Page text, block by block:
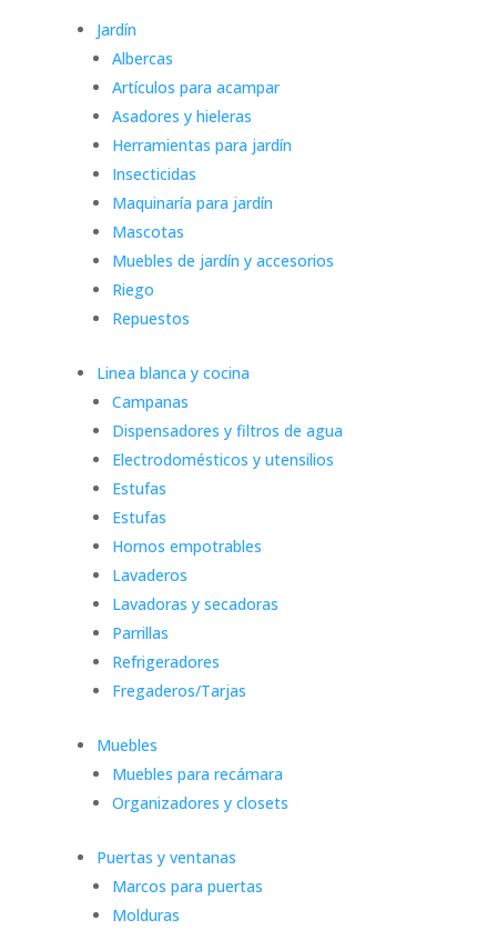
Jardín
Albercas
Artículos para acampar
Asadores y hieleras
Herramientas para jardín
Insecticidas
Maquinaría para jardín
Mascotas
Muebles de jardín y accesorios
Riego
Repuestos
Linea blanca y cocina
Campanas
Dispensadores y filtros de agua
Electrodomésticos y utensilios
Estufas
Estufas
Hornos empotrables
Lavaderos
Lavadoras y secadoras
Parrillas
Refrigeradores
Fregaderos/Tarjas
Muebles
Muebles para recámara
Organizadores y closets
Puertas y ventanas
Marcos para puertas
Molduras